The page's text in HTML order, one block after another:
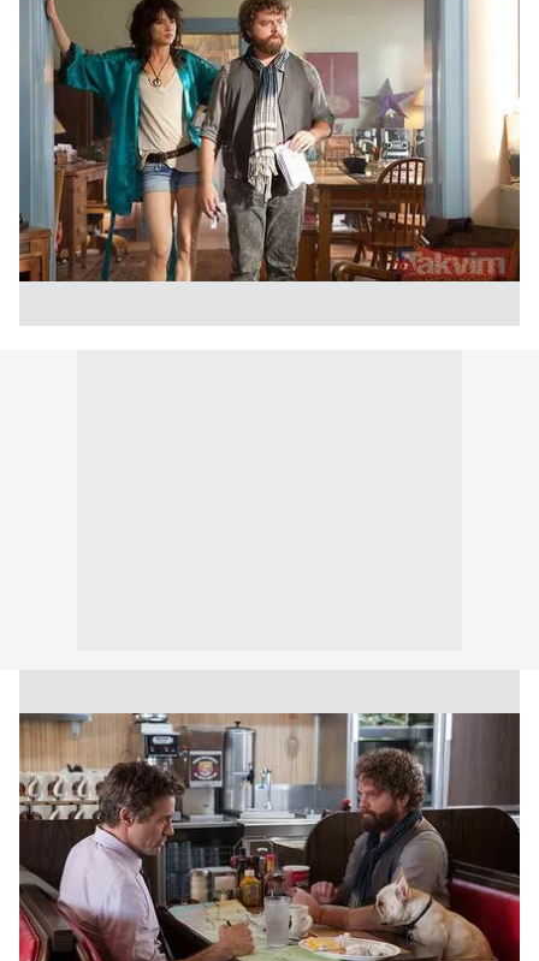
vasıtasıyla belirleyebilirsiniz. Çerezlere ilişkin detaylı bilgi
için Ayarlar butonuna tıklayabilir,Çerez Bilgilendirme
Metnimiziziyaret edebilirsiniz.
6698 sayılı Kişisel Verilerin Korunması Kanunu uyarınca
hazırlanmış Aydınlatma Metnimizi okumak ve sitemizde
ilgili mevzuata uygun olarak kullanılan çerezlerle ilgili bilgi
almak için lütfen tıklayınız.